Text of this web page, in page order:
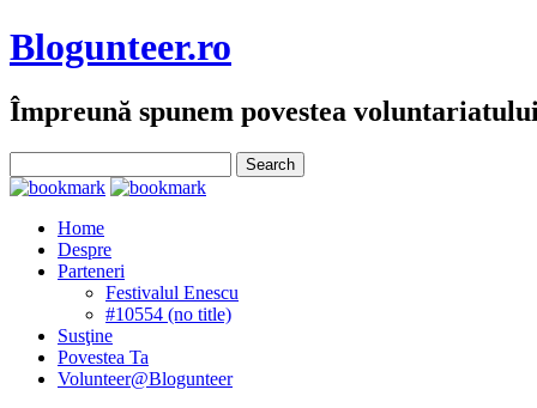
Blogunteer.ro
Împreună spunem povestea
Home
Despre
Parteneri
Festivalul Enescu
#10554 (no title)
Susţine
Povestea Ta
Volunteer@Blogunteer